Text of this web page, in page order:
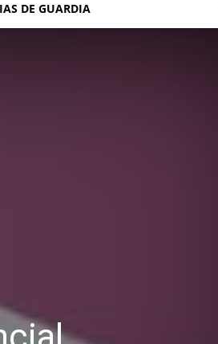
DE GUARDIA